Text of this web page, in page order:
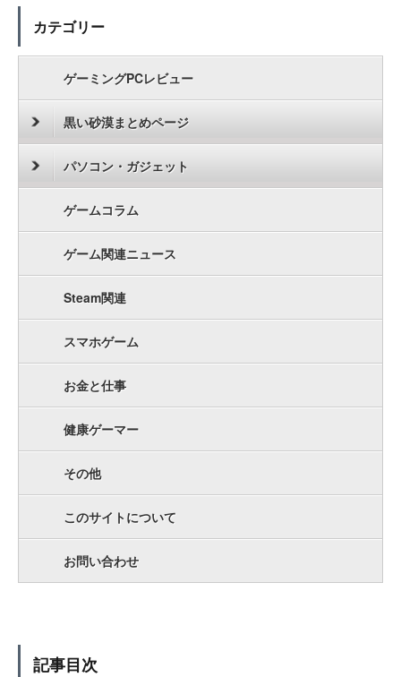
カテゴリー
ゲーミングPCレビュー
黒い砂漠まとめページ
パソコン・ガジェット
ゲームコラム
ゲーム関連ニュース
Steam関連
スマホゲーム
お金と仕事
健康ゲーマー
その他
このサイトについて
お問い合わせ
記事目次